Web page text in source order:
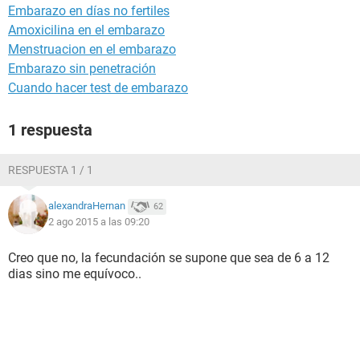
Embarazo en días no fertiles
Amoxicilina en el embarazo
Menstruacion en el embarazo
Embarazo sin penetración
Cuando hacer test de embarazo
1 respuesta
RESPUESTA 1 / 1
alexandraHernan 62
2 ago 2015 a las 09:20
Creo que no, la fecundación se supone que sea de 6 a 12
dias sino me equívoco..